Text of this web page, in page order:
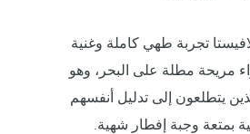
تجربة طهي كاملة وغنية
مريحة مطلة على البحر، وهو
يتطلعون إلى تدليل أنفسهم
بمتعة وجبة إفطار شهية.